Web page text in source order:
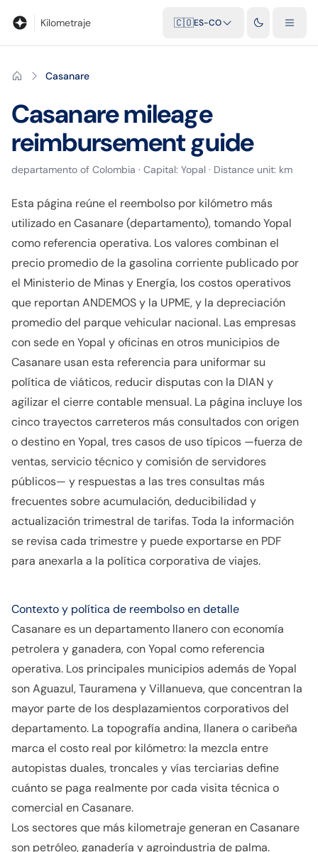
Kilometraje 🇨🇴ES-CO
Casanare
Casanaremileage
reimbursement guide
departamento of Colombia · Capital: Yopal · Distance unit: km
Esta página reúne el reembolso por kilómetro más
utilizado en Casanare (departamento), tomando Yopal
como referencia operativa. Los valores combinan el
precio promedio de la gasolina corriente publicado por
el Ministerio de Minas y Energía, los costos operativos
que reportan ANDEMOS y la UPME, y la depreciación
promedio del parque vehicular nacional. Las empresas
con sede en Yopal y oficinas en otros municipios de
Casanare usan esta referencia para uniformar su
política de viáticos, reducir disputas con la DIAN y
agilizar el cierre contable mensual. La página incluye los
cinco trayectos carreteros más consultados con origen
o destino en Yopal, tres casos de uso típicos —fuerza de
ventas, servicio técnico y comisión de servidores
públicos— y respuestas a las tres consultas más
frecuentes sobre acumulación, deducibilidad y
actualización trimestral de tarifas. Toda la información
se revisa cada trimestre y puede exportarse en PDF
para anexarla a la política corporativa de viajes.
Contexto y política de reembolso en detalle
Casanare es un departamento llanero con economía
petrolera y ganadera, con Yopal como referencia
operativa. Los principales municipios además de Yopal
son Aguazul, Tauramena y Villanueva, que concentran la
mayor parte de los desplazamientos corporativos del
departamento. La topografía andina, llanera o caribeña
marca el costo real por kilómetro: la mezcla entre
autopistas duales, troncales y vías terciarias define
cuánto se paga realmente por cada visita técnica o
comercial en Casanare.
Los sectores que más kilometraje generan en Casanare
son petróleo, ganadería y agroindustria de palma.